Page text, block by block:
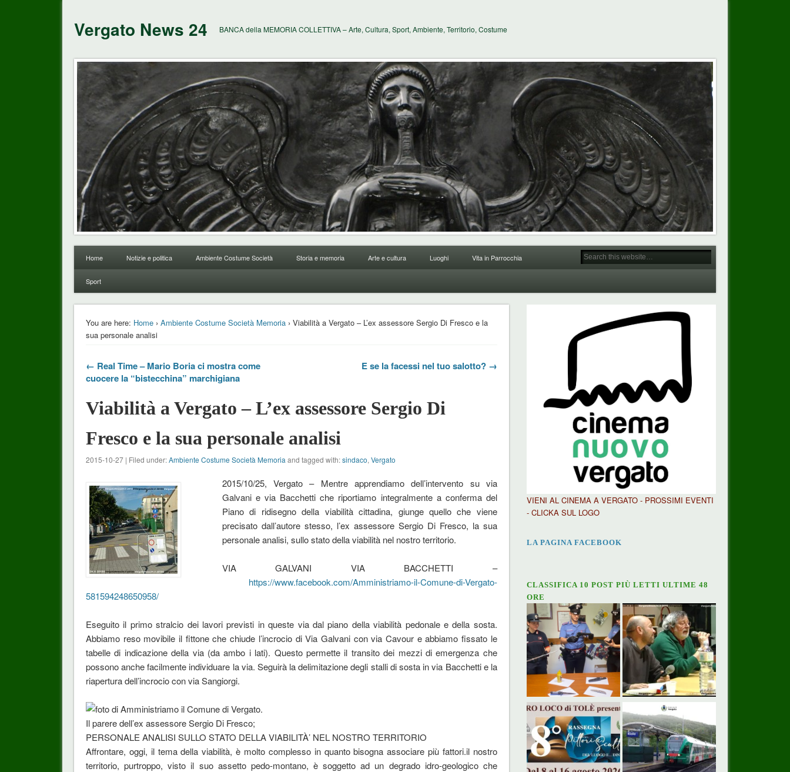
Vergato News 24 BANCA della MEMORIA COLLETTIVA – Arte, Cultura, Sport, Ambiente, Territorio, Costume
Home Notizie e politica Ambiente Costume Società Storia e memoria Arte e cultura Luoghi Vita in Parrocchia
Sport
You are here: Home› Ambiente Costume Società Memoria› Viabilità a Vergato – L’ex assessore Sergio Di Fresco e la
sua personale analisi
← Real Time – Mario Boria ci mostra come
cuocere la “bistecchina” marchigiana
E se la facessi nel tuo salotto? →
Viabilità a Vergato – L’ex assessore Sergio Di
Fresco e la sua personale analisi
2015-10-27 | Filed under:Ambiente Costume Società Memoria and tagged with:sindaco, Vergato
2015/10/25, Vergato – Mentre apprendiamo dell’intervento su via
Galvani e via Bacchetti che riportiamo integralmente a conferma del
Piano di ridisegno della viabilità cittadina, giunge quello che viene
precisato dall’autore stesso, l’ex assessore Sergio Di Fresco, la sua
personale analisi, sullo stato della viabilità nel nostro territorio.
VIA GALVANI VIA BACCHETTI –
https://www.facebook.com/Amministriamo-il-Comune-di-Vergato-
581594248650958/
Eseguito il primo stralcio dei lavori previsti in queste via dal piano della viabilità pedonale e della sosta.
Abbiamo reso movibile il fittone che chiude l’incrocio di Via Galvani con via Cavour e abbiamo fissato le
tabelle di indicazione della via (da ambo i lati). Questo permette il transito dei mezzi di emergenza che
possono anche facilmente individuare la via. Seguirà la delimitazione degli stalli di sosta in via Bacchetti e la
riapertura dell’incrocio con via Sangiorgi.
Il parere dell’ex assessore Sergio Di Fresco;
PERSONALE ANALISI SULLO STATO DELLA VIABILITÀ’ NEL NOSTRO TERRITORIO
Affrontare, oggi, il tema della viabilità, è molto complesso in quanto bisogna associare più fattori.il nostro
territorio, purtroppo, visto il suo assetto pedo-montano, è soggetto ad un degrado idro-geologico che
VIENI AL CINEMA A VERGATO - PROSSIMI EVENTI
- CLICKA SUL LOGO
LA PAGINA FACEBOOK
CLASSIFICA 10 POST PIÙ LETTI ULTIME 48
ORE